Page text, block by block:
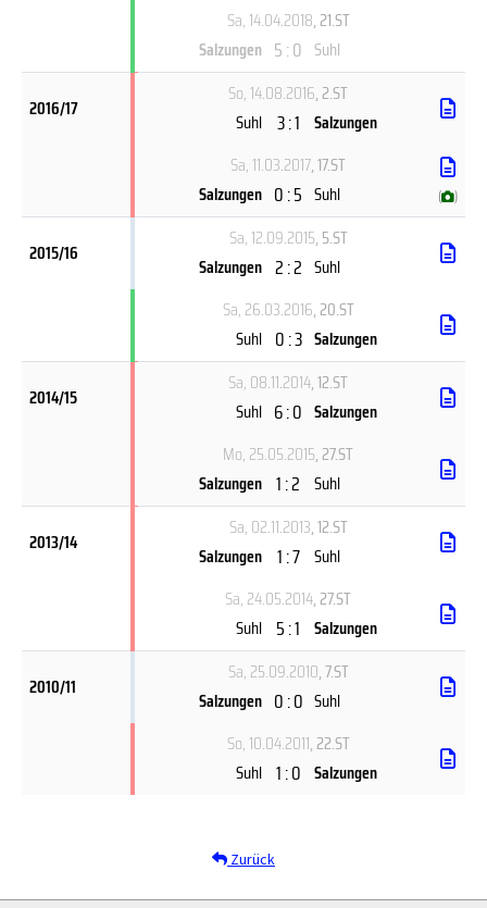
Sa, 14.04.2018, 21.ST
Salzungen 5 : 0 Suhl
2016/17
So, 14.08.2016, 2.ST
Suhl 3 : 1 Salzungen
Sa, 11.03.2017, 17.ST
Salzungen 0 : 5 Suhl ( )
2015/16
Sa, 12.09.2015, 5.ST
Salzungen 2 : 2 Suhl
Sa, 26.03.2016, 20.ST
Suhl 0 : 3 Salzungen
2014/15
Sa, 08.11.2014, 12.ST
Suhl 6 : 0 Salzungen
Mo, 25.05.2015, 27.ST
Salzungen 1 : 2 Suhl
2013/14
Sa, 02.11.2013, 12.ST
Salzungen 1 : 7 Suhl
Sa, 24.05.2014, 27.ST
Suhl 5 : 1 Salzungen
2010/11
Sa, 25.09.2010, 7.ST
Salzungen 0 : 0 Suhl
So, 10.04.2011, 22.ST
Suhl 1 : 0 Salzungen
Zurück